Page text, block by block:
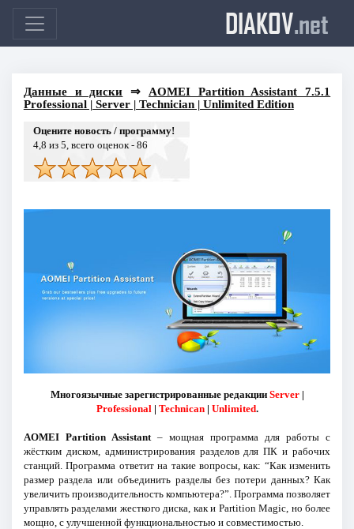
DIAKOV.net
Данные и диски ⇒ AOMEI Partition Assistant 7.5.1
Professional | Server | Technician | Unlimited Edition
Оцените новость / программу!
4,8 из 5, всего оценок - 86
Многоязычные зарегистрированные редакции Server |
Professional | Technican | Unlimited.
AOMEI Partition Assistant– мощная программа для работы с
жёстким диском, администрирования разделов для ПК и рабочих
станций. Программа ответит на такие вопросы, как: “Как изменить
размер раздела или объединить разделы без потери данных? Как
увеличить производительность компьютера?”. Программа позволяет
управлять разделами жесткого диска, как и Partition Magic, но более
мощно, с улучшенной функциональностью и совместимостью.